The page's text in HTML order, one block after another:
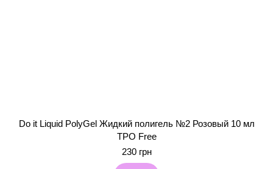
Do it Liquid PolyGel Жидкий полигель №2 Розовый 10 мл
TPO Free
230 грн